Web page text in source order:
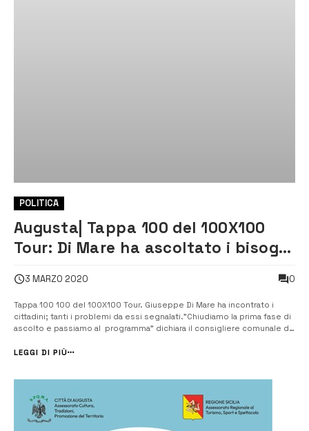
POLITICA
Augusta| Tappa 100 del 100X100
Tour: Di Mare ha ascoltato i bisogni
3 MARZO 2020 0
Tappa 100 100 del 100X100 Tour. Giuseppe Di Mare ha incontrato i
cittadini; tanti i problemi da essi segnalati.”Chiudiamo la prima fase di
ascolto e passiamo al programma” dichiara il consigliere comunale di
strade, mancanza di lavoro, assenza di prospettive, villa...
LEGGI DI PIÙ